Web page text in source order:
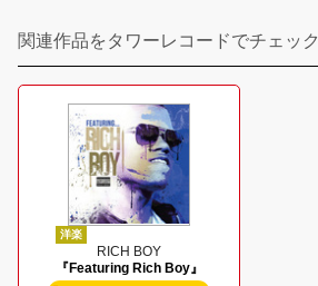
関連作品をタワーレコードでチェック
洋楽
RICH BOY
『Featuring Rich Boy』